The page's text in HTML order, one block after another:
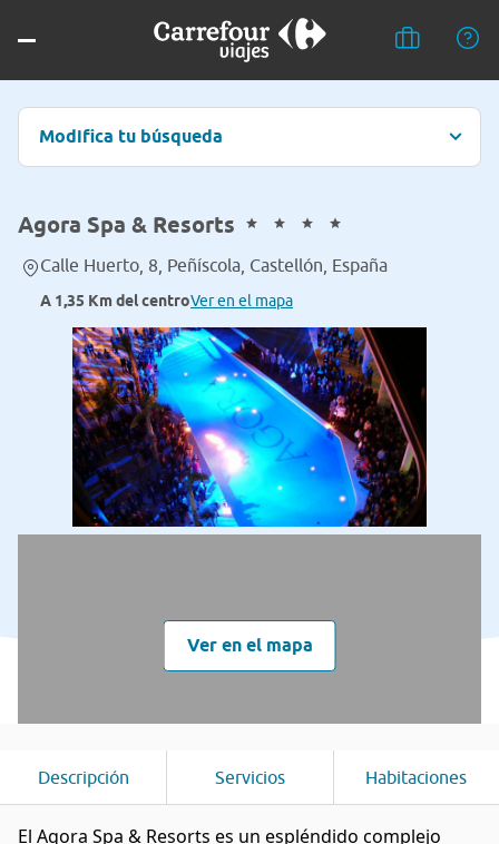
Modifica tu búsqueda
Agora Spa & Resorts
Calle Huerto, 8, Peñíscola, Castellón, España
A 1,35 Km del centroVer en el mapa
Ver en el mapa
Descripción Servicios Habitaciones
El Agora Spa & Resorts es un espléndido complejo